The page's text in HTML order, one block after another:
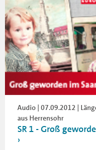
Audio | 07.09.2012 |
aus Herrensohr
SR 1 - Groß